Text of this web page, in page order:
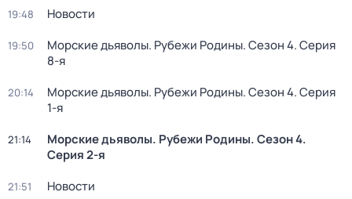
19:48 Новости
19:50 Морские дьяволы. Рубежи Родины. Сезон 4. Серия
8-я
20:14 Морские дьяволы. Рубежи Родины. Сезон 4. Серия
1-я
21:14 Морские дьяволы. Рубежи Родины. Сезон 4.
Серия 2-я
21:51 Новости